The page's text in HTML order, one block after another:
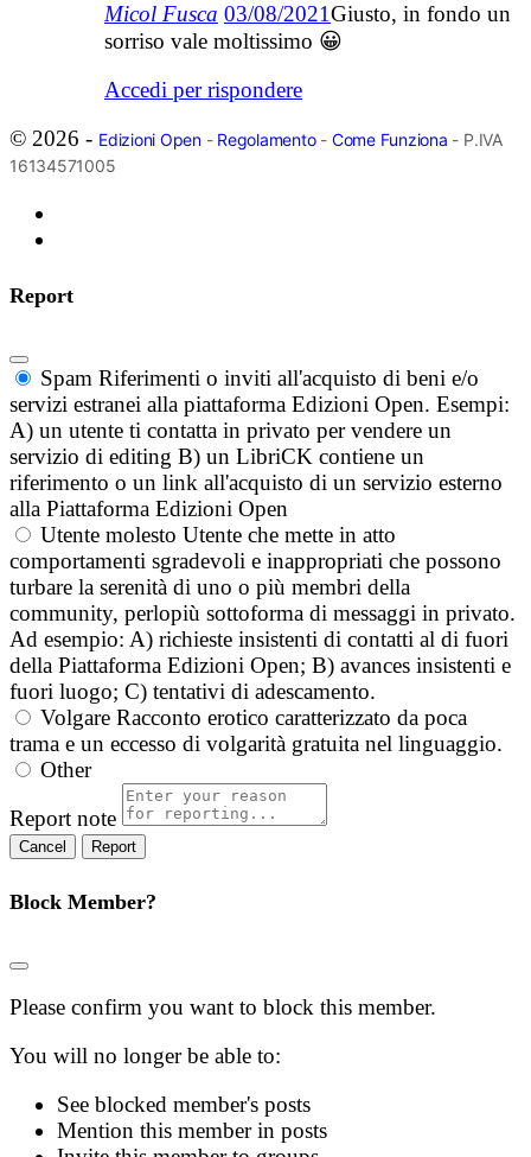
Micol Fusca 03/08/2021Giusto, in fondo un
sorriso vale moltissimo 😀
Accedi per rispondere
© 2026 - Edizioni Open- Regolamento- Come Funziona - P.IVA
16134571005
Report
Spam Riferimenti o inviti all'acquisto di beni e/o
servizi estranei alla piattaforma Edizioni Open. Esempi:
A) un utente ti contatta in privato per vendere un
servizio di editing B) un LibriCK contiene un
riferimento o un link all'acquisto di un servizio esterno
alla Piattaforma Edizioni Open
Utente molesto Utente che mette in atto
comportamenti sgradevoli e inappropriati che possono
turbare la serenità di uno o più membri della
community, perlopiù sottoforma di messaggi in privato.
Ad esempio: A) richieste insistenti di contatti al di fuori
della Piattaforma Edizioni Open; B) avances insistenti e
fuori luogo; C) tentativi di adescamento.
Volgare Racconto erotico caratterizzato da poca
trama e un eccesso di volgarità gratuita nel linguaggio.
Other
Report note
Report
Block Member?
Please confirm you want to block this member.
You will no longer be able to:
See blocked member's posts
Mention this member in posts